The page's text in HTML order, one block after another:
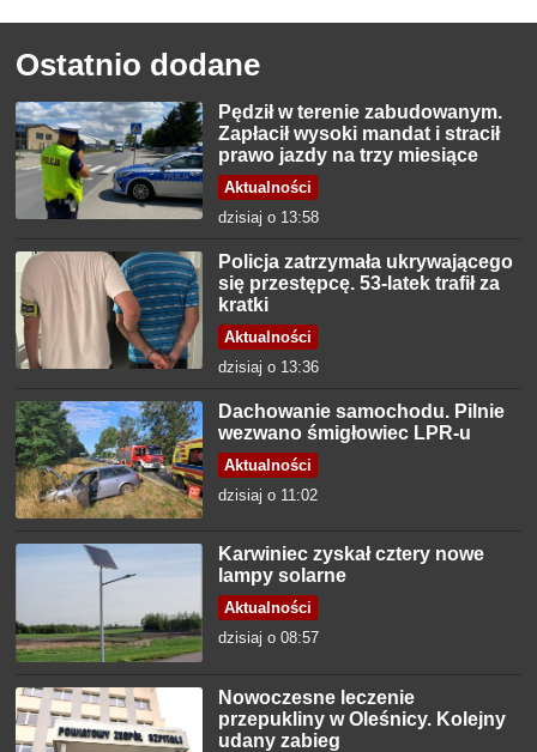
Ostatnio dodane
Pędził w terenie zabudowanym.
Zapłacił wysoki mandat i stracił
prawo jazdy na trzy miesiące
Aktualności
dzisiaj o 13:58
Policja zatrzymała ukrywającego
się przestępcę. 53-latek trafił za
kratki
Aktualności
dzisiaj o 13:36
Dachowanie samochodu. Pilnie
wezwano śmigłowiec LPR-u
Aktualności
dzisiaj o 11:02
Karwiniec zyskał cztery nowe
lampy solarne
Aktualności
dzisiaj o 08:57
Nowoczesne leczenie
przepukliny w Oleśnicy. Kolejny
udany zabieg